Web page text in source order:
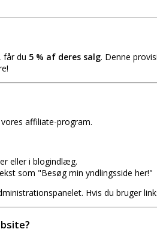
får du 5 % af deres salg. Denne
affiliate-program.
eller i blogindlæg.
som "Besøg min yndlingsside her!"
Hvis du bruger